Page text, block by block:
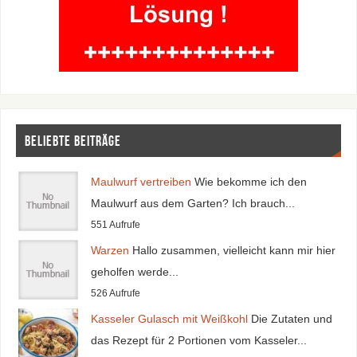
Beliebte Beiträge
Maulwurf vertreiben Wie bekomme ich den
Maulwurf aus dem Garten? Ich brauch...
551 Aufrufe
Warzen Hallo zusammen, vielleicht kann mir hier
geholfen werde...
526 Aufrufe
Kasseler Gulasch mit Weißkohl Die Zutaten und
das Rezept für 2 Portionen vom Kasseler...